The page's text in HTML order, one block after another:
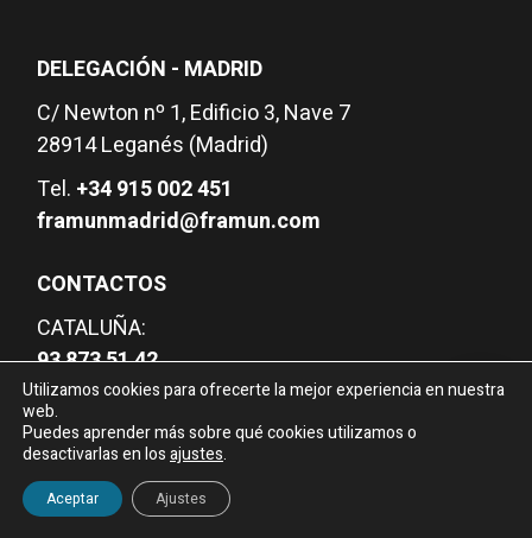
DELEGACIÓN - MADRID
C/ Newton nº 1, Edificio 3, Nave 7
28914 Leganés (Madrid)
Tel. +34 915 002 451
framunmadrid@framun.com
CONTACTOS
CATALUÑA:
93 873 51 42
MADRID - EXTREMADURA:
915 002 451
GALICIA - ASTURIAS - LEÓN:
607 657 027
Utilizamos cookies para ofrecerte la mejor experiencia en nuestra
web.
Puedes aprender más sobre qué cookies utilizamos o
desactivarlas en losajustes.
Aceptar Ajustes
¿Necesitas información?